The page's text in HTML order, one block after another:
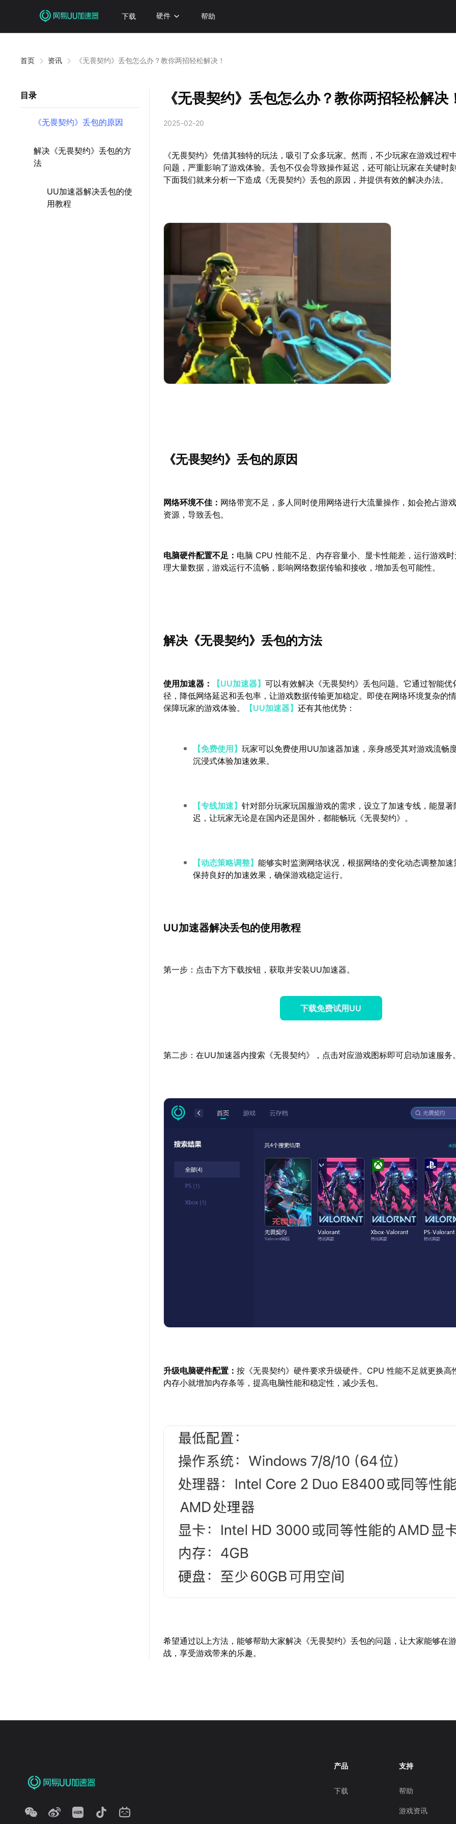
下载 硬件 帮助
首页 资讯 《无畏契约》丢包怎么办？教你两招轻松解决！
目录
《无畏契约》丢包的原因
解决《无畏契约》丢包的方
法
UU加速器解决丢包的使
用教程
《无畏契约》丢包怎么办？教你两招轻松解决
2025-02-20
《无畏契约》凭借其独特的玩法，吸引了众多玩家。然而，不少玩家在游戏过程
问题，严重影响了游戏体验。丢包不仅会导致操作延迟，还可能让玩家在关键时
下面我们就来分析一下造成《无畏契约》丢包的原因，并提供有效的解决办法。
《无畏契约》丢包的原因
网络环境不佳： 网络带宽不足，多人同时使用网络进行大流量操作，如会抢占游
资源，导致丢包。
电脑硬件配置不足： 电脑 CPU 性能不足、内存容量小、显卡性能差，运行游戏
理大量数据，游戏运行不流畅，影响网络数据传输和接收，增加丢包可能性。
解决《无畏契约》丢包的方法
使用加速器： 【UU加速器】可以有效解决《无畏契约》丢包问题。它通过智能优
径，降低网络延迟和丢包率，让游戏数据传输更加稳定。即使在网络环境复杂的
保障玩家的游戏体验。
【UU加速器】还有其他优势：
【免费使用】玩家可以免费使用UU加速器加速，亲身感受其对游戏流畅
沉浸式体验加速效果。
【专线加速】针对部分玩家玩国服游戏的需求，设立了加速专线，能显
迟，让玩家无论是在国内还是国外，都能畅玩《无畏契约》。
【动态策略调整】能够实时监测网络状况，根据网络的变化动态调整加
保持良好的加速效果，确保游戏稳定运行。
UU加速器解决丢包的使用教程
第一步：点击下方下载按钮，获取并安装UU加速器。
下载免费试用UU
第二步：在UU加速器内搜索《无畏契约》，点击对应游戏图标即可启动加速服务
升级电脑硬件配置：按《无畏契约》硬件要求升级硬件。CPU 性能不足就更换高
内存小就增加内存条等，提高电脑性能和稳定性，减少丢包。
希望通过以上方法，能够帮助大家解决《无畏契约》丢包的问题，让大家能够在
战，享受游戏带来的乐趣。
产品
下载
支持
帮助
游戏资讯